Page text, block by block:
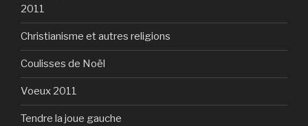
2011
Christianisme et autres religions
Coulisses de Noël
Voeux 2011
Tendre la joue gauche